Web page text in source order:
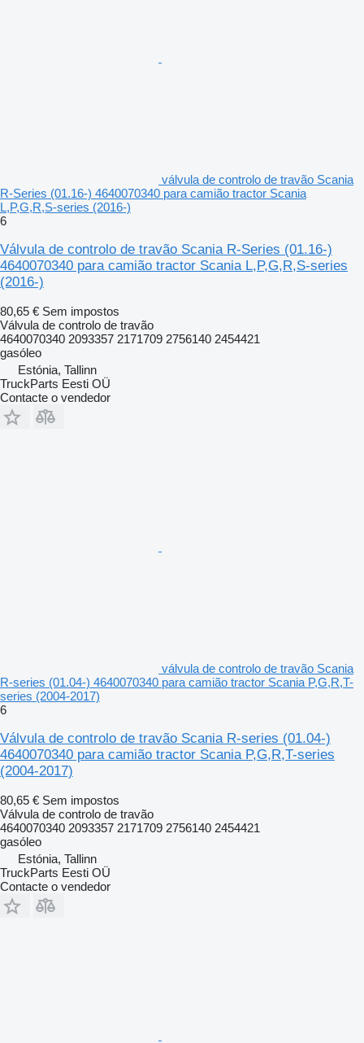
válvula de controlo de travão Scania
R-Series (01.16-) 4640070340 para camião tractor Scania
L,P,G,R,S-series (2016-)
6
Válvula de controlo de travão Scania R-Series (01.16-)
4640070340 para camião tractor Scania L,P,G,R,S-series
(2016-)
80,65 € Sem impostos
Válvula de controlo de travão
4640070340 2093357 2171709 2756140 2454421
gasóleo
Estónia, Tallinn
TruckParts Eesti OÜ
Contacte o vendedor
válvula de controlo de travão Scania
R-series (01.04-) 4640070340 para camião tractor Scania P,G,R,T-
series (2004-2017)
6
Válvula de controlo de travão Scania R-series (01.04-)
4640070340 para camião tractor Scania P,G,R,T-series
(2004-2017)
80,65 € Sem impostos
Válvula de controlo de travão
4640070340 2093357 2171709 2756140 2454421
gasóleo
Estónia, Tallinn
TruckParts Eesti OÜ
Contacte o vendedor